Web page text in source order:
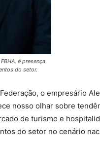
é presença
do setor.
o empresário
nosso olhar sobre
de turismo e
do setor no cenário